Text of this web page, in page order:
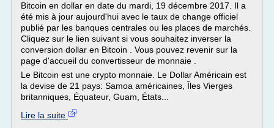
Bitcoin en dollar en date du mardi, 19 décembre 2017. Il a
été mis à jour aujourd'hui avec le taux de change officiel
publié par les banques centrales ou les places de marchés.
Cliquez sur le lien suivant si vous souhaitez inverser la
conversion dollar en Bitcoin . Vous pouvez revenir sur la
page d'accueil du convertisseur de monnaie .
Le Bitcoin est une crypto monnaie. Le Dollar Américain est
la devise de 21 pays: Samoa américaines, Îles Vierges
britanniques, Équateur, Guam, États...
Lire la suite